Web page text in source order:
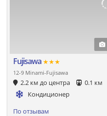
Fujisawa ★★★
12-9 Minami-Fujisawa
2.2 км до центра 0.1 км
Кондиционер
По отзывам